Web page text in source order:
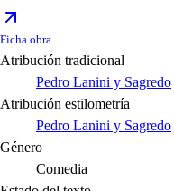
Ficha obra
Atribución tradicional
Pedro Lanini y Sagredo
Atribución estilometría
Pedro Lanini y Sagredo
Género
Comedia